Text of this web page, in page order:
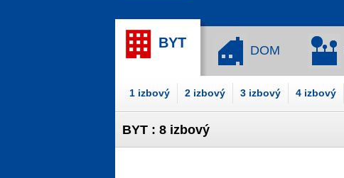
BYT DOM
1 izbový 2 izbový 3 izbový 4 izbový
BYT : 8 izbový